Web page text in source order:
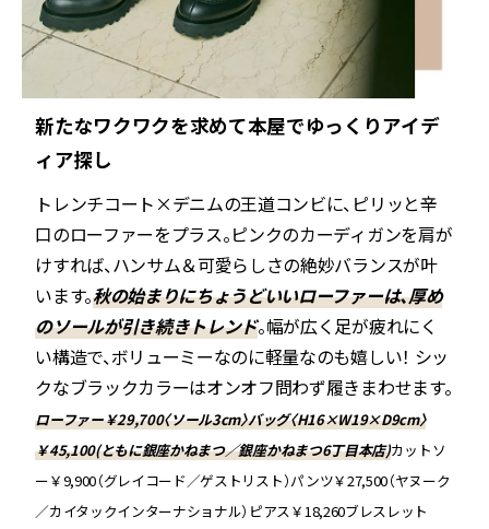
新たなワクワクを求めて本屋でゆっくりアイデ
ィア探し
トレンチコート×デニムの王道コンビに、ピリッと辛
口のローファーをプラス。ピンクのカーディガンを肩が
けすれば、ハンサム＆可愛らしさの絶妙バランスが叶
います。秋の始まりにちょうどいいローファーは、厚め
のソールが引き続きトレンド。幅が広く足が疲れにく
い構造で、ボリューミーなのに軽量なのも嬉しい！ シッ
クなブラックカラーはオンオフ問わず履きまわせます。
ローファー￥29,700〈ソール3cm〉バッグ〈H16×W19×D9cm〉
￥45,100(ともに銀座かねまつ／銀座かねまつ6丁目本店)カットソ
ー￥9,900（グレイコード／ゲストリスト）パンツ￥27,500（ヤヌーク
／カイタックインターナショナル）ピアス￥18,260ブレスレット